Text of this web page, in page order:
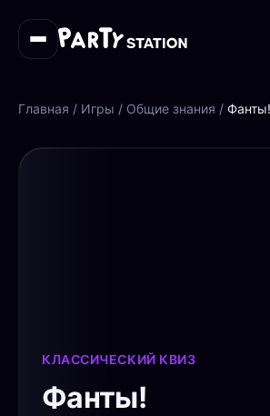
Главная / Игры / Общие знания / Фанты!
КЛАССИЧЕСКИЙ КВИЗ
Фанты!